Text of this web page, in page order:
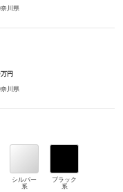
川県
万円
川県
シルバー
系
ブラック
系